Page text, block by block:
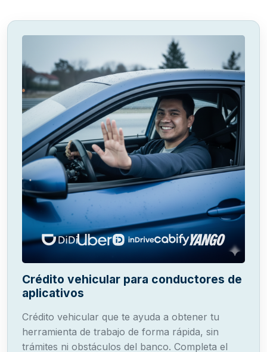
Crédito vehicular para conductores de
aplicativos
Crédito vehicular que te ayuda a obtener tu
herramienta de trabajo de forma rápida, sin
trámites ni obstáculos del banco. Completa el